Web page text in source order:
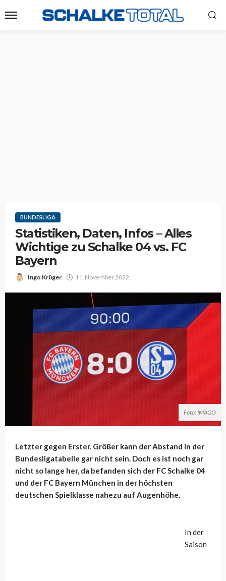
BUNDESLIGA
Statistiken, Daten, Infos – Alles
Wichtige zu Schalke 04 vs. FC
Bayern
Ingo Krüger 11. November 2022
Foto: IMAGO
Letzter gegen Erster. Größer kann der Abstand in der
Bundesligatabelle gar nicht sein. Doch es ist noch gar
nicht so lange her, da befanden sich der FC Schalke 04
und der FC Bayern München in der höchsten
deutschen Spielklasse nahezu auf Augenhöhe.
In der
Saison